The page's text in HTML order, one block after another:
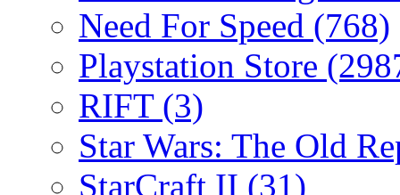
Need For Speed (768)
Playstation Store
RIFT (3)
Star Wars: The Old
StarCraft II (31)